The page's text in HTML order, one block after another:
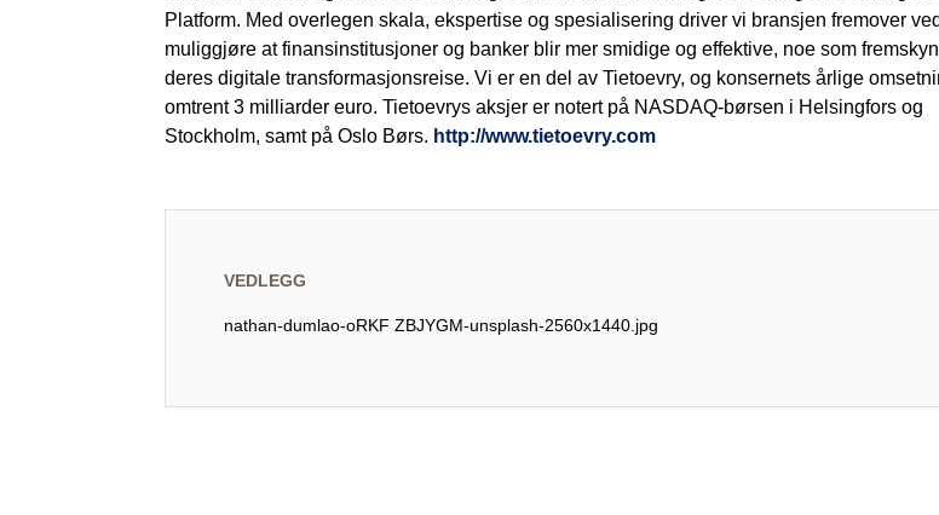
Platform. Med overlegen skala, ekspertise og spesialisering driver vi bransjen fremover
muliggjøre at finansinstitusjoner og banker blir mer smidige og effektive, noe som
deres digitale transformasjonsreise. Vi er en del av Tietoevry, og konsernets årlige
omtrent 3 milliarder euro. Tietoevrys aksjer er notert på NASDAQ-børsen i Helsingfors og
Stockholm, samt på Oslo Børs. http://www.tietoevry.com
VEDLEGG
nathan-dumlao-oRKF ZBJYGM-unsplash-2560x1440.jpg